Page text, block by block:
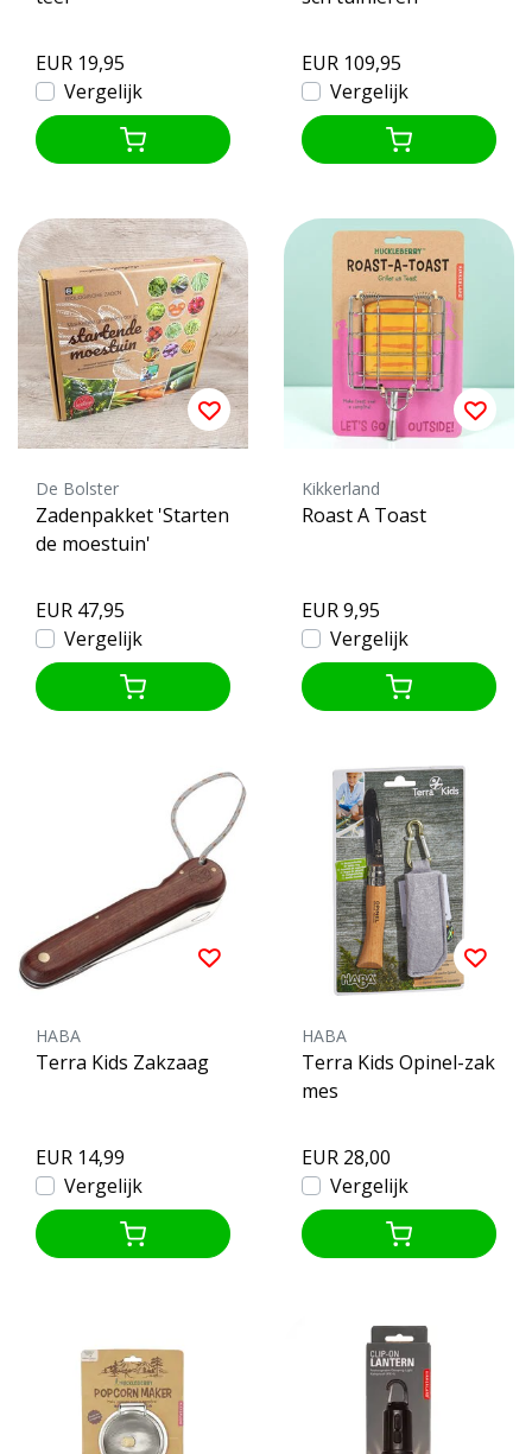
EUR 19,95
Vergelijk
EUR 109,95
Vergelijk
De Bolster
Zadenpakket 'Starten
de moestuin'
EUR 47,95
Vergelijk
Kikkerland
Roast A Toast
EUR 9,95
Vergelijk
HABA
Terra Kids Zakzaag
EUR 14,99
Vergelijk
HABA
Terra Kids Opinel-zak
mes
EUR 28,00
Vergelijk